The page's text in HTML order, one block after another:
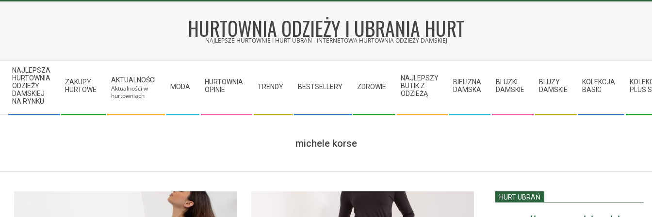
HURTOWNIA ODZIEŻY I UBRANIA HURT
NAJLEPSZE HURTOWNIE I HURT UBRAŃ - INTERNETOWA HURTOWNIA ODZIEŻY DAMSKIEJ
Secondary
Navigation
Menu
NAJLEPSZA
HURTOWNIA
ODZIEŻY
DAMSKIEJ
NA RYNKU
ZAKUPY
HURTOWE
AKTUALNOŚCI
Aktualności w
hurtowniach
MODA
HURTOWNIA
OPINIE
TRENDY BESTSELLERY ZDROWIE
NAJLEPSZY
BUTIK Z
ODZIEŻĄ
BIELIZNA
DAMSKA
BLUZKI
DAMSKIE
BLUZY
DAMSKIE
KOLEKCJA
BASIC
PLUS
michele korse
HURT UBRAŃ